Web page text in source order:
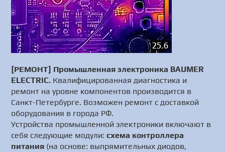
[РЕМОНТ] Промышленная электроника BAUMER
ELECTRIC. Квалифицированная диагностика и
ремонт на уровне компонентов производится в
Санкт-Петербурге. Возможен ремонт с доставкой
оборудования в города РФ.
Устройства промышленной электроники включают в
себя следующие модули:схема контроллера
питания (на основе: выпрямительных диодов,